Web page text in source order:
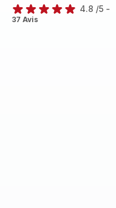
ratings.4.8
4.8 /5 -
37 Avis